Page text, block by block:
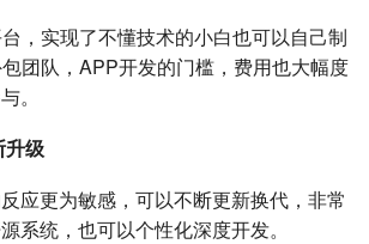
，实现了不懂技术的小白也可以自己制
团队，APP开发的门槛，费用也大幅度
。
级
应更为敏感，可以不断更新换代，非常
系统，也可以个性化深度开发。